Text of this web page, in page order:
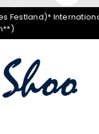
Festland)*